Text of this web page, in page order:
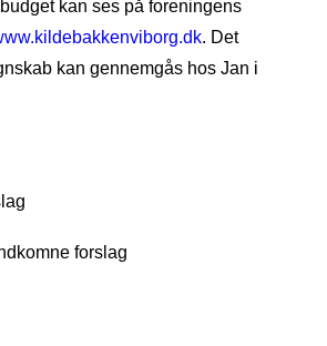
kan ses på foreningens
. Det
kan gennemgås hos Jan i
forslag